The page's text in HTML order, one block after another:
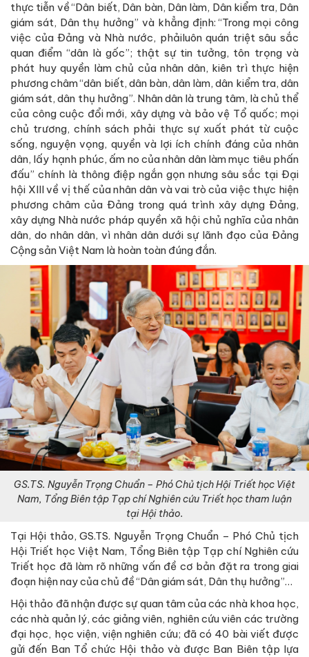
thực tiễn về “Dân biết, Dân bàn, Dân làm, Dân kiểm tra, Dân
giám sát, Dân thụ hưởng” và khẳng định: “Trong mọi công
việc của Đảng và Nhà nước, phảiluôn quán triệt sâu sắc
quan điểm “dân là gốc”; thật sự tin tưởng, tôn trọng và
phát huy quyền làm chủ của nhân dân, kiên trì thực hiện
phương châm “dân biết, dân bàn, dân làm, dân kiểm tra, dân
giám sát, dân thụ hưởng”. Nhân dân là trung tâm, là chủ thể
của công cuộc đổi mới, xây dựng và bảo vệ Tổ quốc; mọi
chủ trương, chính sách phải thực sự xuất phát từ cuộc
sống, nguyện vọng, quyền và lợi ích chính đáng của nhân
dân, lấy hạnh phúc, ấm no của nhân dân làm mục tiêu phấn
đấu” chính là thông điệp ngắn gọn nhưng sâu sắc tại Đại
hội XIII về vị thế của nhân dân và vai trò của việc thực hiện
phương châm của Đảng trong quá trình xây dựng Đảng,
xây dựng Nhà nước pháp quyền xã hội chủ nghĩa của nhân
dân, do nhân dân, vì nhân dân dưới sự lãnh đạo của Đảng
Cộng sản Việt Nam là hoàn toàn đúng đắn.
GS.TS. Nguyễn Trọng Chuẩn – Phó Chủ tịch Hội Triết học Việt
Nam, Tổng Biên tập Tạp chí Nghiên cứu Triết học tham luận
tại Hội thảo.
Tại Hội thảo, GS.TS. Nguyễn Trọng Chuẩn – Phó Chủ tịch
Hội Triết học Việt Nam, Tổng Biên tập Tạp chí Nghiên cứu
Triết học đã làm rõ những vấn đề cơ bản đặt ra trong giai
đoạn hiện nay của chủ đề “Dân giám sát, Dân thụ hưởng”…
Hội thảo đã nhận được sự quan tâm của các nhà khoa học,
các nhà quản lý, các giảng viên, nghiên cứu viên các trường
đại học, học viện, viện nghiên cứu; đã có 40 bài viết được
gửi đến Ban Tổ chức Hội thảo và được Ban Biên tập lựa